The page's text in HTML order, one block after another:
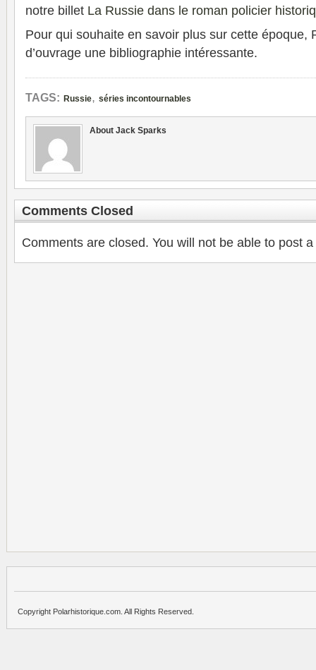
notre billet La Russie dans le roman policier
Pour qui souhaite en savoir plus sur cette époque,
d’ouvrage une bibliographie intéressante.
TAGS: Russie, séries incontournables
About Jack Sparks
Comments Closed
Comments are closed. You will not be able to post
Copyright Polarhistorique.com. All Rights Reserved.